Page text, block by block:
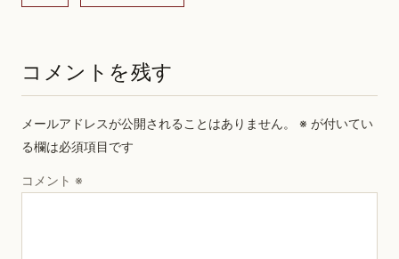
コメントを残す
メールアドレスが公開されることはありません。 ※ が付いてい
る欄は必須項目です
コメント ※